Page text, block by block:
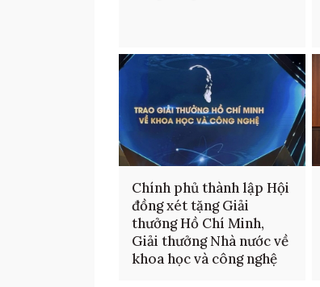
Chính phủ thành lập Hội
đồng xét tặng Giải
thưởng Hồ Chí Minh,
Giải thưởng Nhà nước về
khoa học và công nghệ